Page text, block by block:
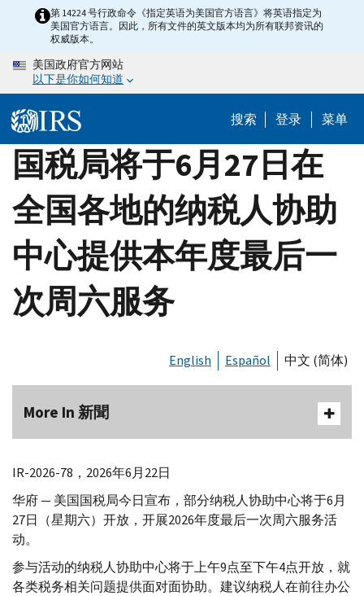
content
第 14224 号行政命令《指定英语为美国官方语言》将英语指定为
美国官方语言。因此，所有文件的英文版本均为所有联邦资讯的
权威版本。
美国政府官方网站
以下是你如何知道
搜索 登录 菜单
国税局将于6月27日在
全国各地的纳税人协助
中心提供本年度最后一
次周六服务
English Español 中文 (简体)
More In 新聞
IR-2026-78，2026年6月22日
华府 — 美国国税局今日宣布，部分纳税人协助中心将于6月
27日（星期六）开放，开展2026年度最后一次周六服务活
动。
参与活动的纳税人协助中心将于上午9点至下午4点开放，就
各类税务相关问题提供面对面协助。建议纳税人在前往办公